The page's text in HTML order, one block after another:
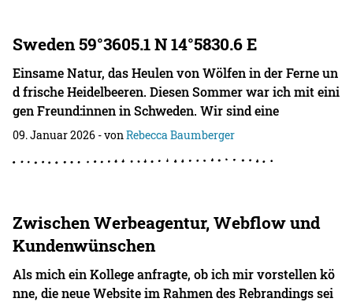
Sweden 59°3605.1 N 14°5830.6 E
Einsame Natur, das Heulen von Wölfen in der Ferne un
d frische Heidelbeeren. Diesen Sommer war ich mit eini
gen Freund:innen in Schweden. Wir sind eine
09. Januar 2026 - vonRebecca Baumberger
Zwischen Werbeagentur, Webflow und
Kundenwünschen
Als mich ein Kollege anfragte, ob ich mir vorstellen kö
nne, die neue Website im Rahmen des Rebrandings sei